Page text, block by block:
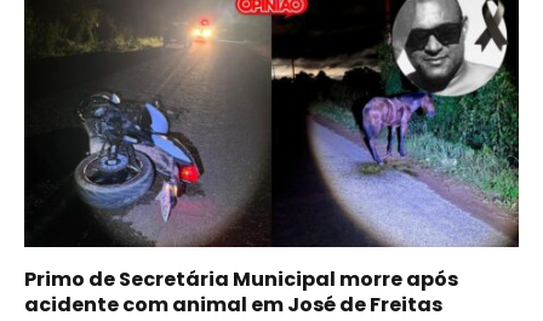
Primo de Secretária Municipal morre após
acidente com animal em José de Freitas